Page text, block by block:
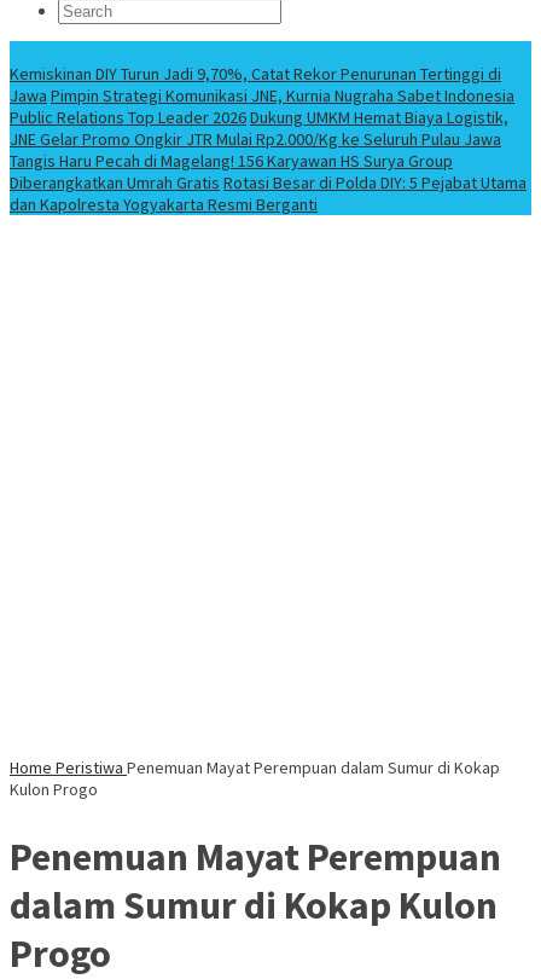
Kemiskinan DIY Turun Jadi 9,70%, Catat Rekor Penurunan Tertinggi di
Jawa Pimpin Strategi Komunikasi JNE, Kurnia Nugraha Sabet Indonesia
Public Relations Top Leader 2026Dukung UMKM Hemat Biaya Logistik,
JNE Gelar Promo Ongkir JTR Mulai Rp2.000/Kg ke Seluruh Pulau Jawa
Tangis Haru Pecah di Magelang! 156 Karyawan HS Surya Group
Diberangkatkan Umrah Gratis Rotasi Besar di Polda DIY: 5 Pejabat Utama
dan Kapolresta Yogyakarta Resmi Berganti
Home Peristiwa Penemuan Mayat Perempuan dalam Sumur di Kokap
Kulon Progo
Penemuan Mayat Perempuan
dalam Sumur di Kokap Kulon
Progo